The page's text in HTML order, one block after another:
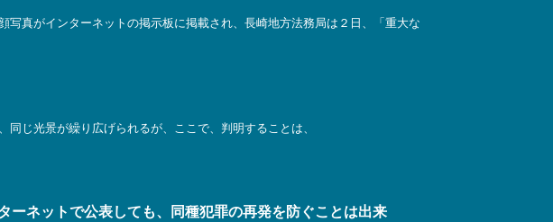
真がインターネットの掲示板に掲載され、長崎地方法務局は２日、「重大な
じ光景が繰り広げられるが、ここで、判明することは、
ーネットで公表しても、同種犯罪の再発を防ぐことは出来